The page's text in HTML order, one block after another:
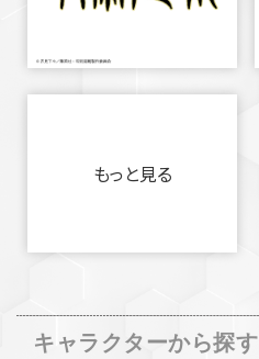
もっと見る
キャラクターから探す